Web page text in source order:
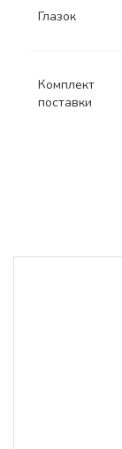
Глазок
Комплект
поставки